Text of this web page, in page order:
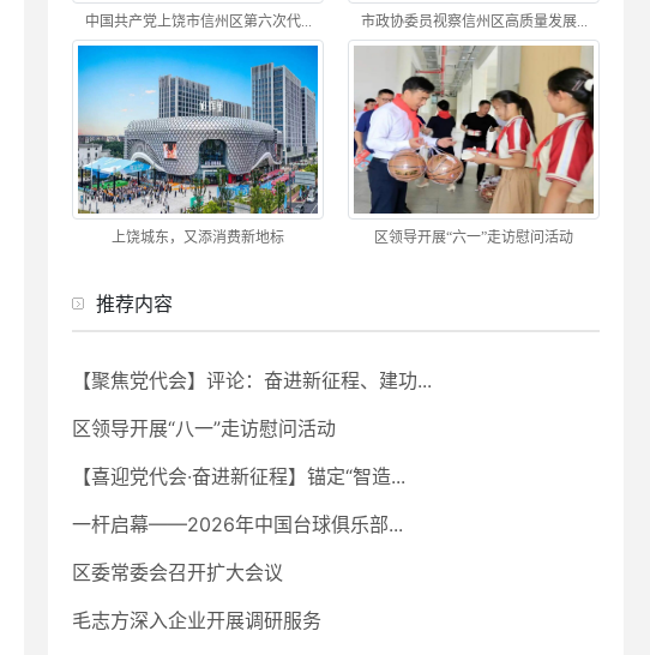
中国共产党上饶市信州区第六次代... 市政协委员视察信州区高质量发展...
上饶城东，又添消费新地标 区领导开展“六一”走访慰问活动
推荐内容
【聚焦党代会】评论：奋进新征程、建功...
区领导开展“八一”走访慰问活动
【喜迎党代会·奋进新征程】锚定“智造...
一杆启幕——2026年中国台球俱乐部...
区委常委会召开扩大会议
毛志方深入企业开展调研服务